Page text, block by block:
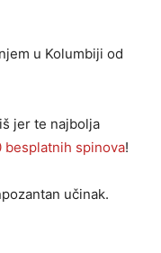
u Kolumbiji od
jer te najbolja
besplatnih spinova!
učinak.